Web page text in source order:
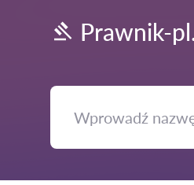
Prawnik-